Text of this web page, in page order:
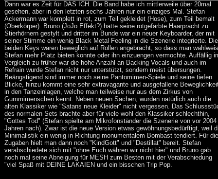
Dann war es Zeit für DAS ICH. Die Band habe ich mittlerweile über 20mal
gesehen, aber in den letzten sechs Jahren nur ein einziges Mal. Stefan
Ackermann war komplett in rot, zum Teil gekleidet (Hose), zum Teil bemalt
(Oberkörper). Bruno (JoJo Effekt?) hatte seine rotgefärbte Haarpracht zu
Stierhörnern gestylt und dritter im Bunde war ein neuer Keyboarder, der mit
seiner Stimme ein wenig Black Metal Feeling in die Szenerie integrierte. Die
beiden Keys waren beweglich auf Rollen angebracht, so dass man
Stefan mehr Platz bieten konnte oder ihn einzuengen vermochte. Auffällig
Vergleich zu früher war die hohe Anzahl an Backing Vocals und auch im
Refrain wurde Stefan nicht nur unterstützt, sondern meist übersungen.
Beängstigend sind immer noch seine Pantomimen-Spiele und seine tiefen
Blicke, hinzu kommt eine sehr extravagante und ausgefallene
in den Tanzeinlagen, welche man teilweise nur aus dem Zirkus von
Gummimenschen kennt. Neben neuen Sachen, wurden natürlich auch die
alten Klassiker wie "Satans neue Kleider" nicht vergessen. Das
des normalen Sets brachte aber für viele wohl den Klassiker schlechthin,
"Gottes Tod" (Stefan spielte am Mikrofonständer die Szenerie von vor 2004
Jahren nach). Zwar ist die neue Version etwas gewöhnungsbedürftigt, weil
Minimalistik ein wenig in Richtung monumentalem Bombast tendiert. Für die
Zugaben hielt man dann noch "KindGott" und "Destillat" bereit. Stefan
verabschiedete sich mit "ohne Euch währen wir nicht hier" und Bruno gab
noch mal seine Abneigung für MESH zum Besten mit der Verabschiedung
"viel Spaß mit DEINE LAKAIEN und ein bisschen Trip Pop.